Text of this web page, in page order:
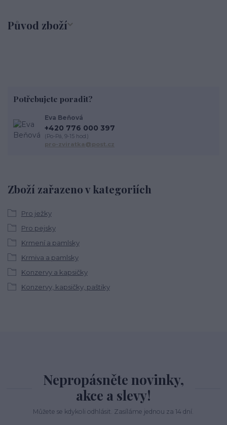
Původ zboží
Zboží zařazeno v kategoriích
Pro ježky
Pro pejsky
Krmení a pamlsky
Krmiva a pamlsky
Konzervy a kapsičky
Konzervy, kapsičky, paštiky
Potřebujete poradit?
Eva Beňová
+420 776 000 397
(Po-Pá, 9-15 hod.)
pro-zviratka@post.cz
Nepropásněte novinky,
akce a slevy!
Můžete se kdykoli odhlásit. Zasíláme jednou za 14 dní.